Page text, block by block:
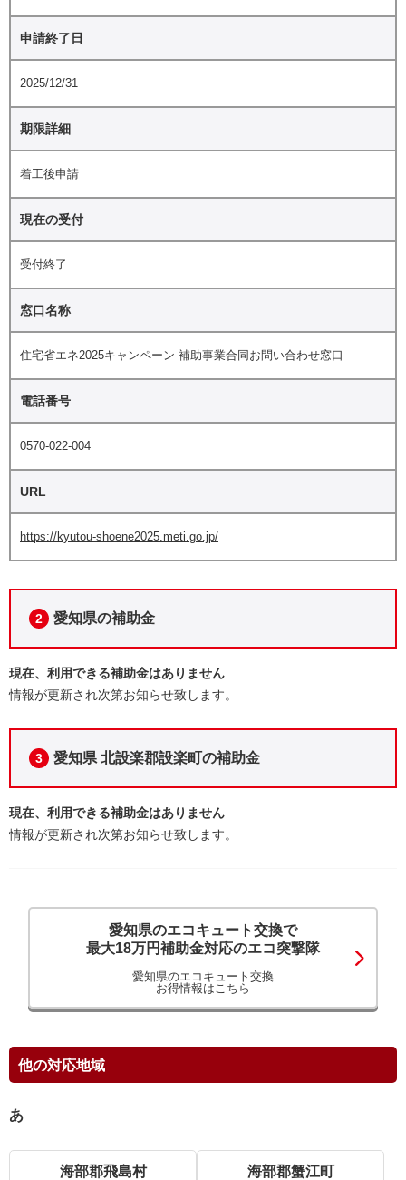
申請終了日
2025/12/31
期限詳細
着工後申請
現在の受付
受付終了
窓口名称
住宅省エネ2025キャンペーン 補助事業合同お問い合わせ窓口
電話番号
0570-022-004
URL
https://kyutou-shoene2025.meti.go.jp/
2 愛知県の補助金
現在、利用できる補助金はありません
情報が更新され次第お知らせ致します。
3 愛知県 北設楽郡設楽町の補助金
現在、利用できる補助金はありません
情報が更新され次第お知らせ致します。
愛知県のエコキュート交換で
最大18万円補助金対応のエコ突撃隊
愛知県のエコキュート交換
お得情報はこちら
他の対応地域
あ
海部郡飛島村 海部郡蟹江町